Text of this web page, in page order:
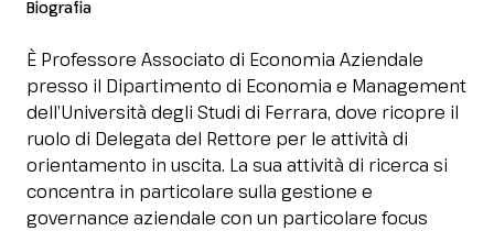
Buyer arrow_right
Media Room arrow_right
Biografia
È Professore Associato di Economia Aziendale
presso il Dipartimento di Economia e Management
dell’Università degli Studi di Ferrara, dove ricopre il
ruolo di Delegata del Rettore per le attività di
orientamento in uscita. La sua attività di ricerca si
concentra in particolare sulla gestione e
governance aziendale con un particolare focus